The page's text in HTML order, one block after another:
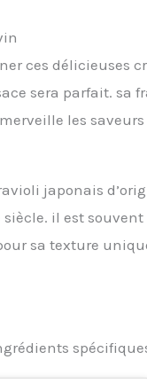
ces délicieuses
sera parfait. sa
les
japonais
siècle. il est
sa texture